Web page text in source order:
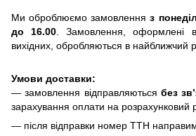
Ми оброблюємо замовленняз
до 16.00. Замовлення, оформлені
вихідних, обробляються в найближчий
Умови доставки:
— замовлення відправляються без
зарахування оплати на розрахунковий
— після відправки номер ТТН